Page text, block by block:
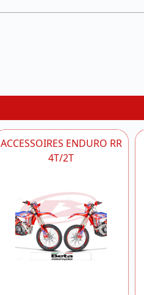
ACCESSOIRES ENDURO RR
4T/2T